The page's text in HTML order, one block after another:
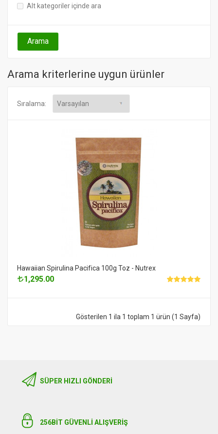
Alt kategoriler içinde ara
Arama kriterlerine uygun ürünler
Sıralama:
Hawaiian Spirulina Pacifica 100g Toz - Nutrex
1,295.00
Gösterilen 1 ila 1 toplam 1 ürün (1 Sayfa)
SÜPER HIZLI GÖNDERI
256BIT GÜVENLİ ALIŞVERİŞ